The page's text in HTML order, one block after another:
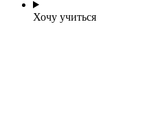
Хочу учиться